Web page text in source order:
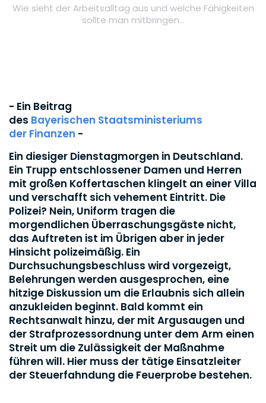
Wie sieht der Arbeitsalltag aus und welche Fähigkeiten
sollte man mitbringen...
- Ein Beitrag
des Bayerischen Staatsministeriums
der Finanzen -
Ein diesiger Dienstagmorgen in Deutschland.
Ein Trupp entschlossener Damen und Herren
mit großen Koffertaschen klingelt an einer Villa
und verschafft sich vehement Eintritt. Die
Polizei? Nein, Uniform tragen die
morgendlichen Überraschungsgäste nicht,
das Auftreten ist im Übrigen aber in jeder
Hinsicht polizeimäßig. Ein
Durchsuchungsbeschluss wird vorgezeigt,
Belehrungen werden ausgesprochen, eine
hitzige Diskussion um die Erlaubnis sich allein
anzukleiden beginnt. Bald kommt ein
Rechtsanwalt hinzu, der mit Argusaugen und
der Strafprozessordnung unter dem Arm einen
Streit um die Zulässigkeit der Maßnahme
führen will. Hier muss der tätige Einsatzleiter
der Steuerfahndung die Feuerprobe bestehen.